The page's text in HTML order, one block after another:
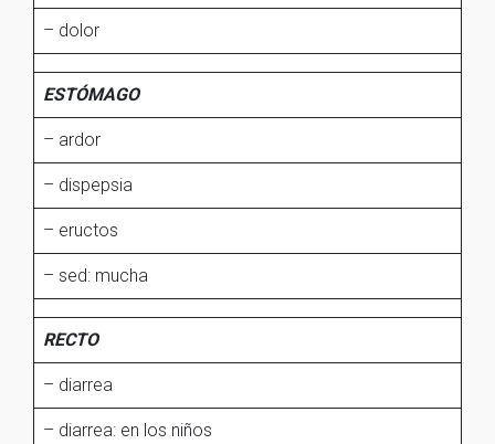
– dolor
ESTÓMAGO
– ardor
– dispepsia
– eructos
– sed: mucha
RECTO
– diarrea
– diarrea: en los niños